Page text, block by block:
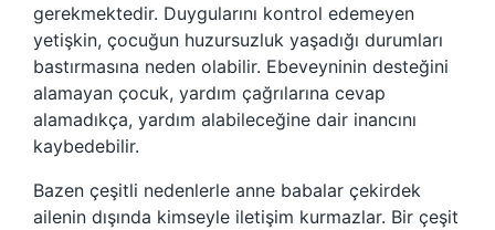
gerekmektedir. Duygularını kontrol edemeyen
yetişkin, çocuğun huzursuzluk yaşadığı durumları
bastırmasına neden olabilir. Ebeveyninin desteğini
alamayan çocuk, yardım çağrılarına cevap
alamadıkça, yardım alabileceğine dair inancını
kaybedebilir.
Bazen çeşitli nedenlerle anne babalar çekirdek
ailenin dışında kimseyle iletişim kurmazlar. Bir çeşit